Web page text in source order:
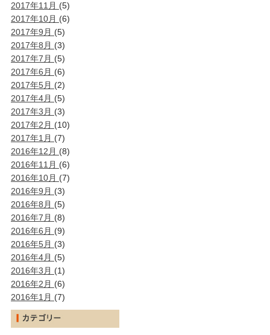
2017年11月 (5)
2017年10月 (6)
2017年9月 (5)
2017年8月 (3)
2017年7月 (5)
2017年6月 (6)
2017年5月 (2)
2017年4月 (5)
2017年3月 (3)
2017年2月 (10)
2017年1月 (7)
2016年12月 (8)
2016年11月 (6)
2016年10月 (7)
2016年9月 (3)
2016年8月 (5)
2016年7月 (8)
2016年6月 (9)
2016年5月 (3)
2016年4月 (5)
2016年3月 (1)
2016年2月 (6)
2016年1月 (7)